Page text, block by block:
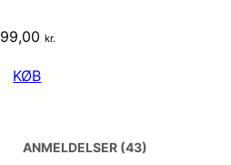
99,00 kr.
KØB
ANMELDELSER (43)